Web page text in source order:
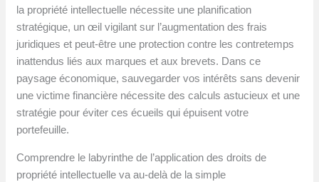
la propriété intellectuelle nécessite une planification
stratégique, un œil vigilant sur l’augmentation des frais
juridiques et peut-être une protection contre les contretemps
inattendus liés aux marques et aux brevets. Dans ce
paysage économique, sauvegarder vos intérêts sans devenir
une victime financière nécessite des calculs astucieux et une
stratégie pour éviter ces écueils qui épuisent votre
portefeuille.
Comprendre le labyrinthe de l’application des droits de
propriété intellectuelle va au-delà de la simple